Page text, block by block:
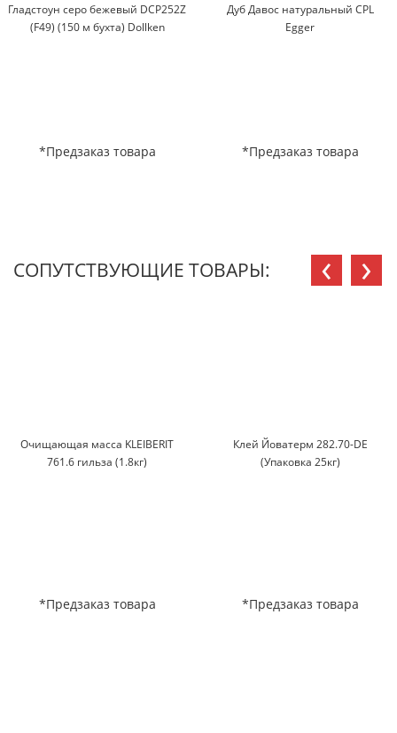
Гладстоун серо бежевый DCP252Z
(F49) (150 м бухта) Dollken
*Предзаказ товара
Дуб Давос натуральный CPL
Egger
*Предзаказ товара
СОПУТСТВУЮЩИЕ ТОВАРЫ:
Очищающая масса KLEIBERIT
761.6 гильза (1.8кг)
*Предзаказ товара
Клей Йоватерм 282.70-DE
(Упаковка 25кг)
*Предзаказ товара
‹ ›